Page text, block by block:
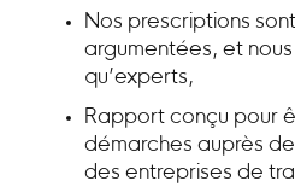
Nos prescriptions
argumentées, et
qu’experts,
Rapport conçu pour
démarches auprès
des entreprises de